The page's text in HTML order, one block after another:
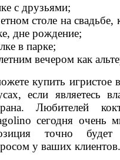
с друзьями;
столе на свадьбе,
дне рождение;
в парке;
вечером как
купить игристое
если являетесь
Любителей
сегодня очень
точно будет
у ваших клиентов.